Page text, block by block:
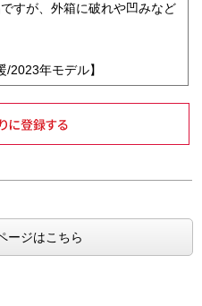
すが、外箱に破れや凹みなど
/2023年モデル】
ージはこちら